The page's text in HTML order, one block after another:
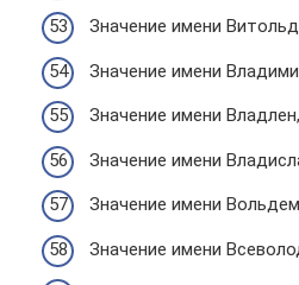
Значение имени Витольд
Значение имени
Значение имени
Значение имени
Значение имени
Значение имени